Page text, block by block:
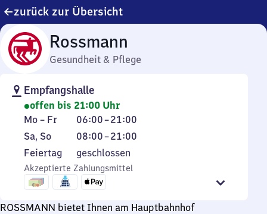
zurück zur Übersicht
Rossmann
Gesundheit & Pflege
Empfangshalle
offen bis 21:00 Uhr
Montag
bis
Freitag
Mo – Fr 06:00–21:00
Von
6
bis
21
Uhr
Samstag
und
Sonntag
Sa, So 08:00–21:00
Von
8
Uhr
bis
21
Uhr
Feiertag
Feiertag geschlossen
Akzeptierte Zahlungsmittel
ROSSMANN bietet Ihnen am Hauptbahnhof